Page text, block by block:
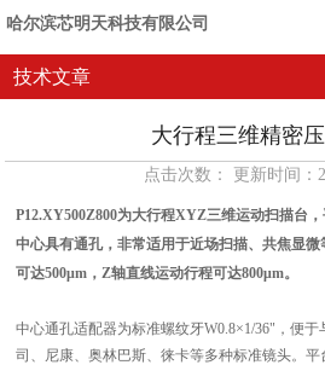
哈尔滨芯明天科技有限公司
技术文章
大行程三维精密
点击次数： 更新时间：
P12.XY500Z800为大行程XYZ三维运动扫描台，
中心具有通孔，非常适用于近场扫描、共焦显微
可达500μm，Z轴直线运动行程可达800μm。
中心通孔适配器为标准螺纹牙W0.8×1/36" ，便于
司、尼康、奥林巴斯、徕卡等多种标准镜头。平